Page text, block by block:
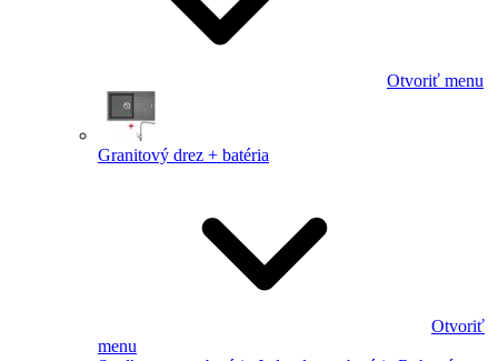
Otvoriť menu
Granitový drez + batéria
Otvoriť
menu